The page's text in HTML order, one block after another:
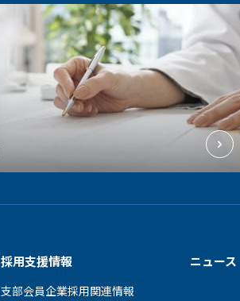
採用支援情報
支部会員企業採用関連情報
ニュース